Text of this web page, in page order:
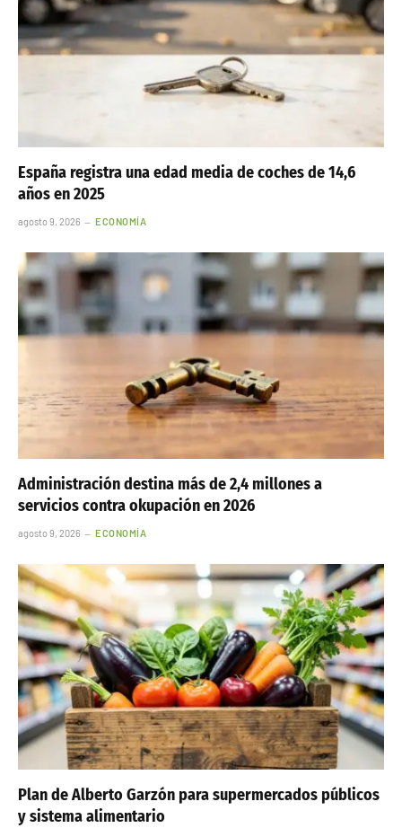
España registra una edad media de coches de 14,6
años en 2025
agosto 9, 2026 ECONOMÍA
Administración destina más de 2,4 millones a
servicios contra okupación en 2026
agosto 9, 2026 ECONOMÍA
Plan de Alberto Garzón para supermercados públicos
y sistema alimentario